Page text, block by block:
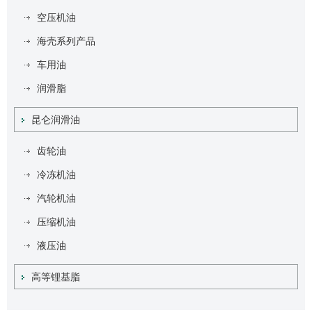
空压机油
海壳系列产品
车用油
润滑脂
昆仑润滑油
齿轮油
冷冻机油
汽轮机油
压缩机油
液压油
高等锂基脂